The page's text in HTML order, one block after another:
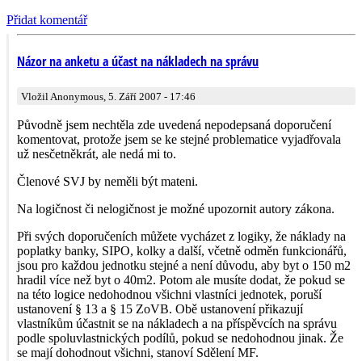
Přidat komentář
Názor na anketu a účast na nákladech na správu
Vložil Anonymous, 5. Září 2007 - 17:46
Původně jsem nechtěla zde uvedená nepodepsaná doporučení
komentovat, protože jsem se ke stejné problematice vyjadřovala
už nesčetněkrát, ale nedá mi to.
Členové SVJ by neměli být mateni.
Na logičnost či nelogičnost je možné upozornit autory zákona.
Při svých doporučeních můžete vycházet z logiky, že náklady na
poplatky banky, SIPO, kolky a další, včetně odměn funkcionářů,
jsou pro každou jednotku stejné a není důvodu, aby byt o 150 m2
hradil více než byt o 40m2. Potom ale musíte dodat, že pokud se
na této logice nedohodnou všichni vlastníci jednotek, poruší
ustanovení § 13 a § 15 ZoVB. Obě ustanovení přikazují
vlastníkům účastnit se na nákladech a na příspěvcích na správu
podle spoluvlastnických podílů, pokud se nedohodnou jinak. Že
se mají dohodnout všichni, stanoví Sdělení MF.